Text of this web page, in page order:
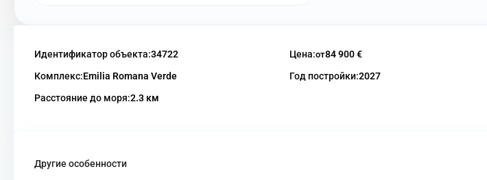
Идентификатор объекта:34722 Цена:от84 900 €
Комплекс:Emilia Romana Verde Год постройки:2027
Расстояние до моря:2.3 км
Другие особенности